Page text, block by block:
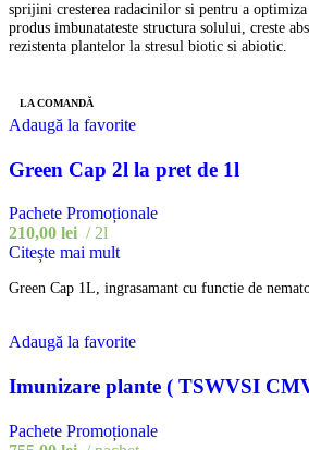
sprijini cresterea radacinilor si pentru a
produs imbunatateste structura solului, creste
rezistenta plantelor la stresul biotic si abiotic.
LA COMANDĂ
Adaugă la favorite
Green Cap 2l la pret de 1l
Pachete Promoționale
210,00 lei
2l
Citește mai mult
Green Cap 1L, ingrasamant cu functie de
Adaugă la favorite
Imunizare plante ( TSWVSI
Pachete Promoționale